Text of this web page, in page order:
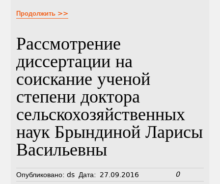
Продолжить >>
Рассмотрение
диссертации на
соискание ученой
степени доктора
сельскохозяйственных
наук Брындиной Ларисы
Васильевны
Опубликовано: ds Дата: 27.09.2016 0